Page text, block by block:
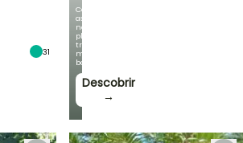
Com
as
nossas
plantas
trepadeiras
mais
bonitas!
Descobrir
→
31